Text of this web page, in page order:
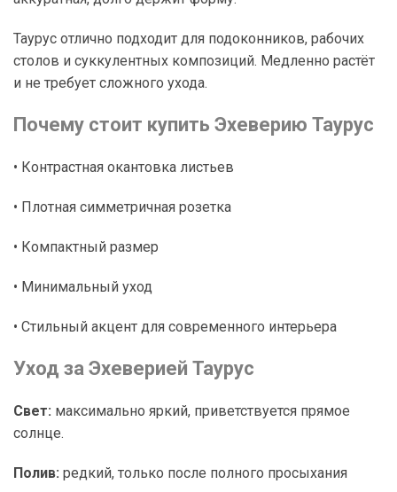
Таурус отлично подходит для подоконников, рабочих
столов и суккулентных композиций. Медленно растёт
и не требует сложного ухода.
Почему стоит купить Эхеверию Таурус
• Контрастная окантовка листьев
• Плотная симметричная розетка
• Компактный размер
• Минимальный уход
• Стильный акцент для современного интерьера
Уход за Эхеверией Таурус
Свет: максимально яркий, приветствуется прямое
солнце.
Полив: редкий, только после полного просыхания